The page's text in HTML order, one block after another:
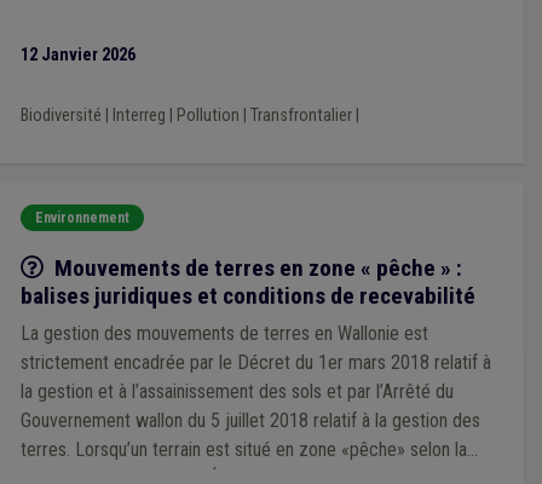
12 Janvier 2026
Biodiversité Interreg Pollution Transfrontalier|
Environnement
Q/R
Mouvements de terres en zone « pêche » :
balises juridiques et conditions de recevabilité
La gestion des mouvements de terres en Wallonie est
strictement encadrée par le Décret du 1er mars 2018 relatif à
la gestion et à l’assainissement des sols et par l’Arrêté du
Gouvernement wallon du 5 juillet 2018 relatif à la gestion des
terres. Lorsqu’un terrain est situé en zone «pêche» selon la